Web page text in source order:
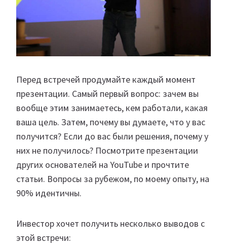
Перед встречей продумайте каждый момент
презентации. Самый первый вопрос: зачем вы
вообще этим занимаетесь, кем работали, какая
ваша цель. Затем, почему вы думаете, что у вас
получится? Если до вас были решения, почему у
них не получилось? Посмотрите презентации
других основателей на YouTube и прочтите
статьи. Вопросы за рубежом, по моему опыту, на
90% идентичны.
Инвестор хочет получить несколько выводов с
этой встречи: